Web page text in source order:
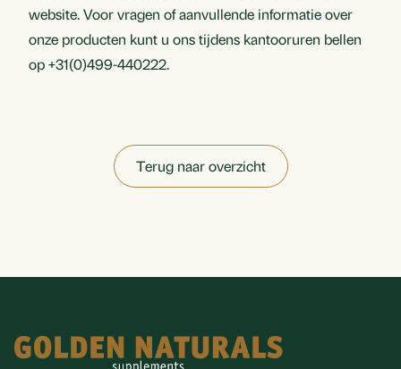
website. Voor vragen of aanvullende informatie over
onze producten kunt u ons tijdens kantooruren bellen
op +31(0)499-440222.
Terug naar overzicht